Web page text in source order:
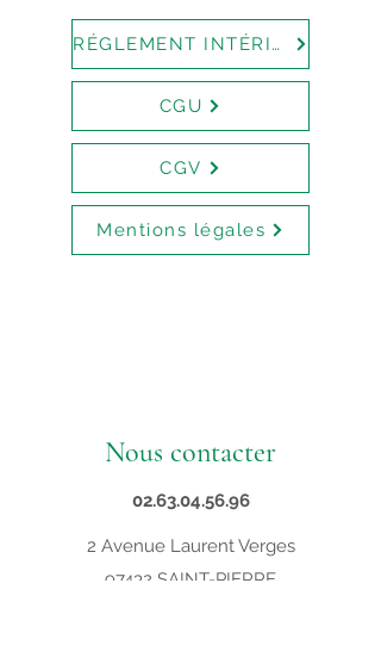
RÉGLEMENT INTÉRIEUR
CGU
CGV
Mentions légales
Nous contacter
02.63.04.56.96
2 Avenue Laurent Verges
97432 SAINT-PIERRE